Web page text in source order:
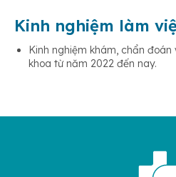
Kinh nghiệm làm
Kinh nghiệm khám, chẩn
khoa từ năm 2022 đến nay.